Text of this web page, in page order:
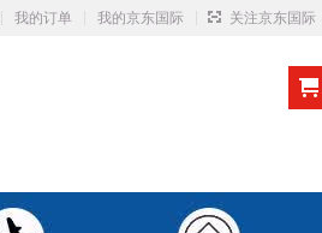
我的订单 我的京东国际 关注京东国际